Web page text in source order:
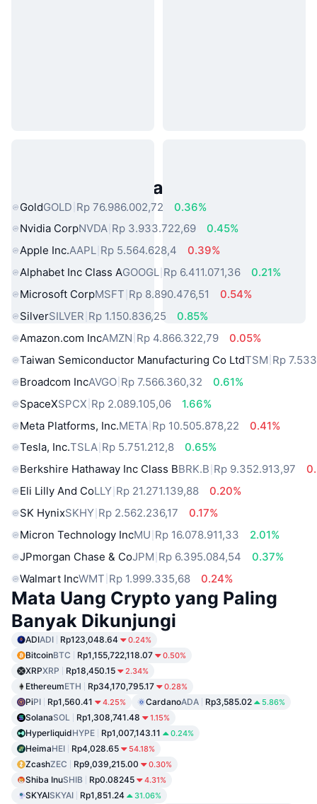
Aset Dunia Nyata Populer
GoldGOLD Rp 76.986.002,72
0.36%
Nvidia CorpNVDA Rp 3.933.722,69
0.45%
Apple Inc.AAPL Rp 5.564.628,4
0.39%
Alphabet Inc Class AGOOGL Rp 6.411.071,36
0.21%
Microsoft CorpMSFT Rp 8.890.476,51
0.54%
SilverSILVER Rp 1.150.836,25
0.85%
Amazon.com IncAMZN Rp 4.866.322,79
0.05%
Taiwan Semiconductor Manufacturing Co LtdTSM Rp
Broadcom IncAVGO Rp 7.566.360,32
0.61%
SpaceXSPCX Rp 2.089.105,06
1.66%
Meta Platforms, Inc.META Rp 10.505.878,22
0.41%
Tesla, Inc.TSLA Rp 5.751.212,8
0.65%
Berkshire Hathaway Inc Class BBRK.B Rp 9.352.913,97
Eli Lilly And CoLLY Rp 21.271.139,88
0.20%
SK HynixSKHY Rp 2.562.236,17
0.17%
Micron Technology IncMU Rp 16.078.911,33
2.01%
JPmorgan Chase & CoJPM Rp 6.395.084,54
0.37%
Walmart IncWMT Rp 1.999.335,68 0.24%
Mata Uang Crypto yang Paling
Banyak Dikunjungi
ADIADI Rp123,048.64 0.24%
BitcoinBTC Rp1,155,722,118.07 0.50%
XRPXRP Rp18,450.15 2.34%
EthereumETH Rp34,170,795.17 0.28%
PiPI Rp1,560.41 4.25% CardanoADA Rp3,585.02 5.86%
SolanaSOL Rp1,308,741.48 1.15%
HyperliquidHYPE Rp1,007,143.11 0.24%
HeimaHEI Rp4,028.65 54.18%
ZcashZEC Rp9,039,215.00 0.30%
Shiba InuSHIB Rp0.08245 4.31%
SKYAISKYAI Rp1,851.24 31.06%